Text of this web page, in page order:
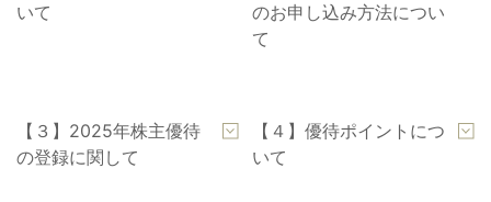
いて
のお申し込み方法につい
て
【３】2025年株主優待
の登録に関して
【４】優待ポイントにつ
いて